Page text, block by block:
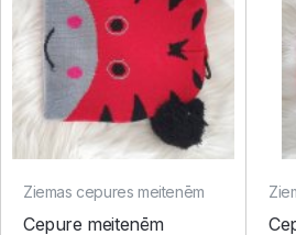
Ziemas cepures meitenēm
Cepure meitenēm